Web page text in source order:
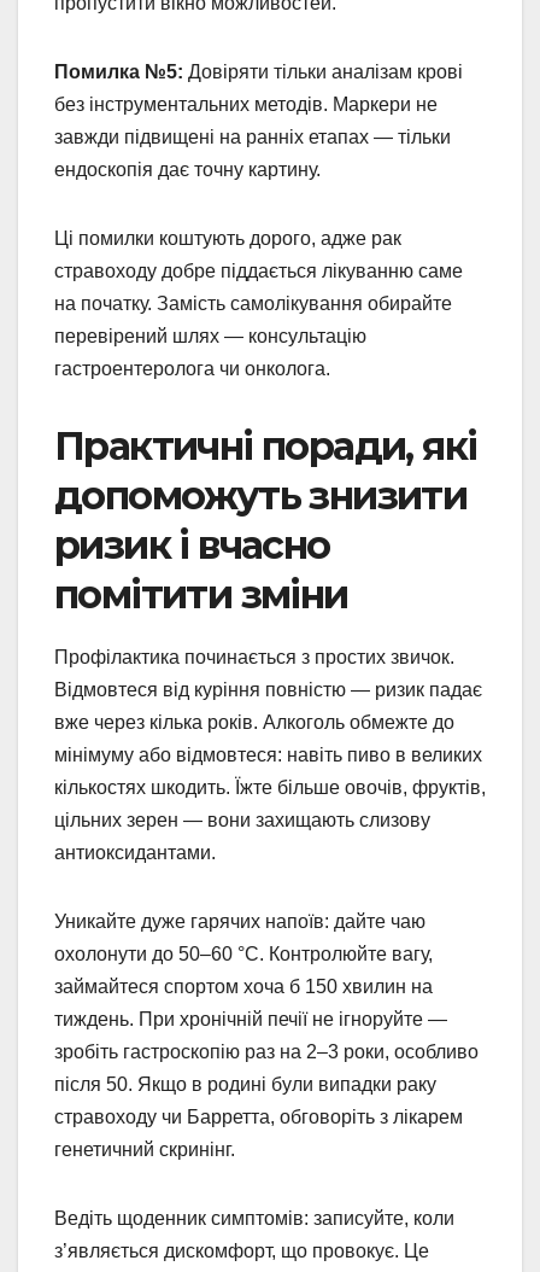
Помилка №5: Довіряти тільки аналізам крові
без інструментальних методів. Маркери не
завжди підвищені на ранніх етапах — тільки
ендоскопія дає точну картину.
Ці помилки коштують дорого, адже рак
стравоходу добре піддається лікуванню саме
на початку. Замість самолікування обирайте
перевірений шлях — консультацію
гастроентеролога чи онколога.
Практичні поради, які
допоможуть знизити
ризик і вчасно
помітити зміни
Профілактика починається з простих звичок.
Відмовтеся від куріння повністю — ризик падає
вже через кілька років. Алкоголь обмежте до
мінімуму або відмовтеся: навіть пиво в великих
кількостях шкодить. Їжте більше овочів, фруктів,
цільних зерен — вони захищають слизову
антиоксидантами.
Уникайте дуже гарячих напоїв: дайте чаю
охолонути до 50–60 °C. Контролюйте вагу,
займайтеся спортом хоча б 150 хвилин на
тиждень. При хронічній печії не ігноруйте —
зробіть гастроскопію раз на 2–3 роки, особливо
після 50. Якщо в родині були випадки раку
стравоходу чи Барретта, обговоріть з лікарем
генетичний скринінг.
Ведіть щоденник симптомів: записуйте, коли
з’являється дискомфорт, що провокує. Це